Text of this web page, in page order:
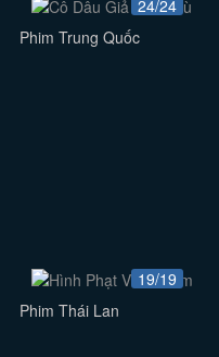
24/24
Phim Trung Quốc
19/19
Phim Thái Lan